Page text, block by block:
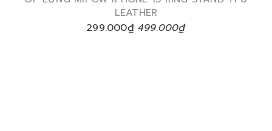
LEATHER
299.000₫499.000₫